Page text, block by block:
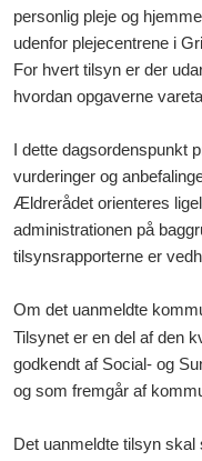
personlig pleje og
udenfor plejecentrene i
For hvert tilsyn er der
hvordan opgaverne
I dette dagsordenspunkt
vurderinger og
Ældrerådet orienteres
administrationen på
tilsynsrapporterne er
Om det uanmeldte
Tilsynet er en del af den
godkendt af Social- og
og som fremgår af
Det uanmeldte tilsyn